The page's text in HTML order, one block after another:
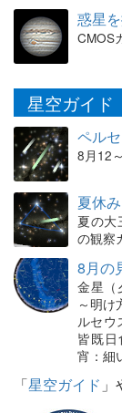
惑星
CMOS
星空ガイド
ペル
8月12
夏休
夏の大
の観察
8月の
金星（
～明け
ルセウ
皆既
宵：細
「星空ガイド